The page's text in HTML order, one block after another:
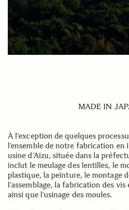
MADE IN
À l'exception de quelques
l’ensemble de notre fabrication
usine d’Aizu, située dans la
inclut le meulage des lentilles, le
plastique, la peinture, le montage
l’assemblage, la fabrication des
ainsi que l’usinage des moules.